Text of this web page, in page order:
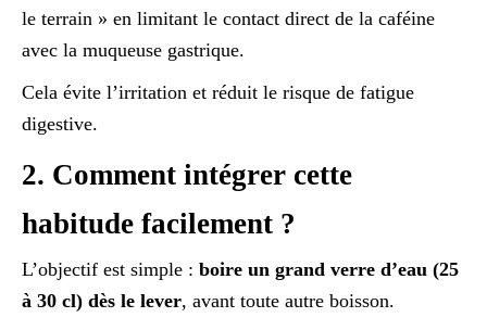
le terrain » en limitant le contact direct de la caféine
avec la muqueuse gastrique.
Cela évite l’irritation et réduit le risque de fatigue
digestive.
2. Comment intégrer cette
habitude facilement ?
L’objectif est simple : boire un grand verre d’eau (25
à 30 cl) dès le lever, avant toute autre boisson.